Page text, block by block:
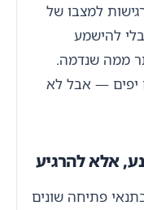
למצבו של
להישמע
ממה שנדמה.
יפים — אבל לא
אלא להרגיע
פתיחה שונים